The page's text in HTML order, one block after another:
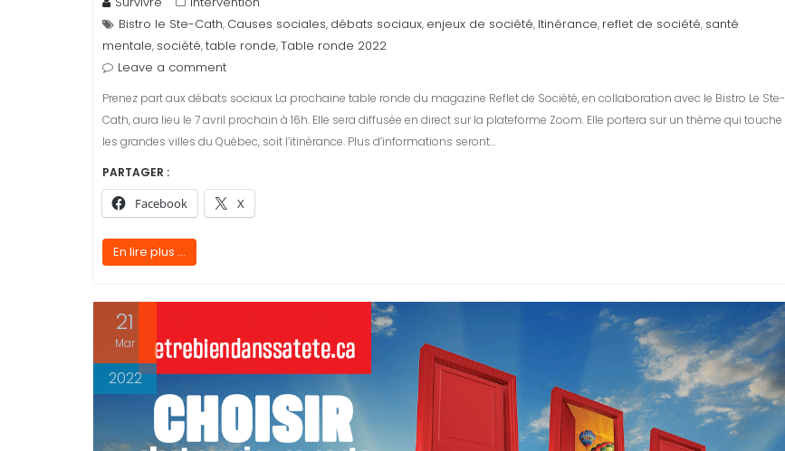
Bistro le Ste-Cath, Causes sociales, débats sociaux, enjeux de société, Itinérance, reflet de société, santé
mentale, société,table ronde,Table ronde 2022
Leave a comment
Prenez part aux débats sociaux La prochaine table ronde du magazine Reflet de Société, en collaboration avec le Bistro Le Ste-
Cath, aura lieu le 7 avril prochain à 16h. Elle sera diffusée en direct sur la plateforme Zoom. Elle portera sur un thème qui touche
les grandes villes du Québec, soit l’itinérance. Plus d’informations seront…
PARTAGER :
Facebook X
En lire plus ...
21
Mar
2022